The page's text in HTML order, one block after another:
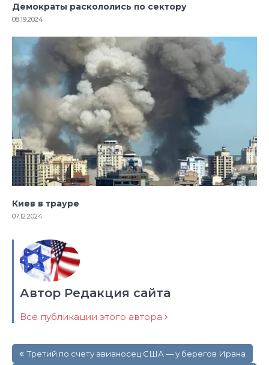
Демократы раскололись по сектору
08.19.2024
Киев в трауре
07.12.2024
Автор Редакция сайта
Все публикации этого автора
поТретий по счету авианосец США — у берегов Ирана